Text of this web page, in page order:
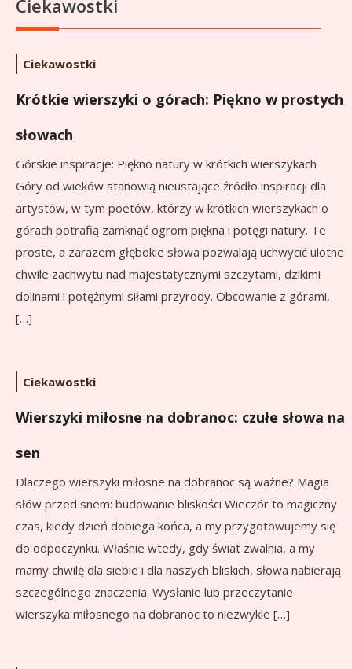
Ciekawostki
Ciekawostki
Krótkie wierszyki o górach: Piękno w prostych
słowach
Górskie inspiracje: Piękno natury w krótkich wierszykach
Góry od wieków stanowią nieustające źródło inspiracji dla
artystów, w tym poetów, którzy w krótkich wierszykach o
górach potrafią zamknąć ogrom piękna i potęgi natury. Te
proste, a zarazem głębokie słowa pozwalają uchwycić ulotne
chwile zachwytu nad majestatycznymi szczytami, dzikimi
dolinami i potężnymi siłami przyrody. Obcowanie z górami,
[…]
Ciekawostki
Wierszyki miłosne na dobranoc: czułe słowa na
sen
Dlaczego wierszyki miłosne na dobranoc są ważne? Magia
słów przed snem: budowanie bliskości Wieczór to magiczny
czas, kiedy dzień dobiega końca, a my przygotowujemy się
do odpoczynku. Właśnie wtedy, gdy świat zwalnia, a my
mamy chwilę dla siebie i dla naszych bliskich, słowa nabierają
szczególnego znaczenia. Wysłanie lub przeczytanie
wierszyka miłosnego na dobranoc to niezwykle […]